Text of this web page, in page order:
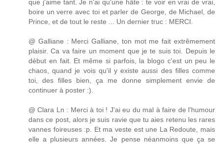
que j'aime tant. Je n'ai qu'une hâte : te voir en vrai de vrai,
boire un verre avec toi et parler de George, de Michael, de
Prince, et de tout le reste ... Un dernier truc : MERCI.
@ Galliane : Merci Galliane, ton mot me fait extrêmement
plaisir. Ca va faire un moment que je te suis toi. Depuis le
début en fait. Et même si parfois, la blogo c'est un peu le
chaos, quand je vois qu'il y existe aussi des filles comme
toi, des filles bien, ça me donne simplement envie de
continuer à poster :).
@ Clara Ln : Merci à toi ! J'ai eu du mal à faire de l'humour
dans ce post, alors je suis ravie que tu aies retenu les rares
vannes foireuses :p. Et ma veste est une La Redoute, mais
elle a plusieurs années. Je pense néanmoins que ça se